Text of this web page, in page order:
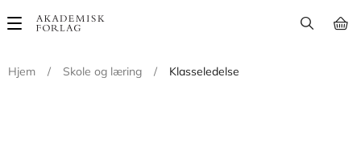
Main
Hjem
/ Skole og læring / Klasseledelse